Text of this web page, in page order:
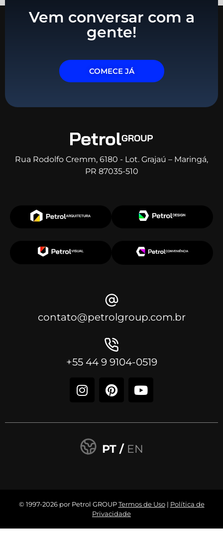
Vem conversar com a
gente!
COMECE JÁ
Rua Rodolfo Cremm, 6180 - Lot. Grajaú – Maringá,
PR 87035-510
contato@petrolgroup.com.br
+55 44 9 9104-0519
PT / EN
© 1997-2026 por Petrol GROUPTermos de Uso| Política de
Privacidade